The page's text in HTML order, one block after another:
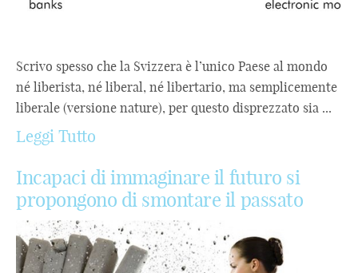
Scrivo spesso che la Svizzera è l’unico Paese al mondo
né liberista, né liberal, né libertario, ma semplicemente
liberale (versione nature), per questo disprezzato sia ...
Leggi Tutto
Incapaci di immaginare il futuro si
propongono di smontare il passato